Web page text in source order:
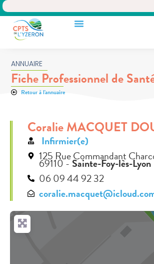
ANNUAIRE
Fiche Professionnel de
Retour à l'annuaire
Coralie MACQUET
Infirmier(e)
125 Rue Commandant
69110 - Sainte-Foy-lès-Lyon
06 09 44 92 32